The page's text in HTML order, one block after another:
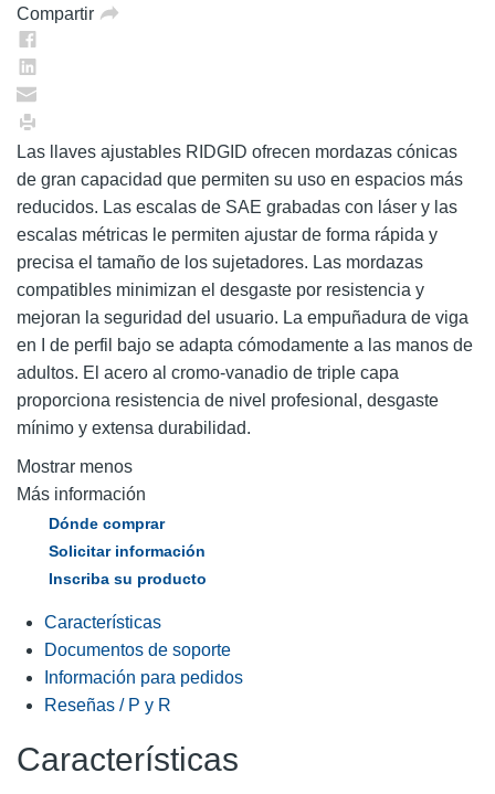
Compartir
Las llaves ajustables RIDGID ofrecen mordazas cónicas
de gran capacidad que permiten su uso en espacios más
reducidos. Las escalas de SAE grabadas con láser y las
escalas métricas le permiten ajustar de forma rápida y
precisa el tamaño de los sujetadores. Las mordazas
compatibles minimizan el desgaste por resistencia y
mejoran la seguridad del usuario. La empuñadura de viga
en I de perfil bajo se adapta cómodamente a las manos de
adultos. El acero al cromo-vanadio de triple capa
proporciona resistencia de nivel profesional, desgaste
mínimo y extensa durabilidad.
Mostrar menos
Más información
Dónde comprar
Solicitar información
Inscriba su producto
Características
Documentos de soporte
Información para pedidos
Reseñas / P y R
Características